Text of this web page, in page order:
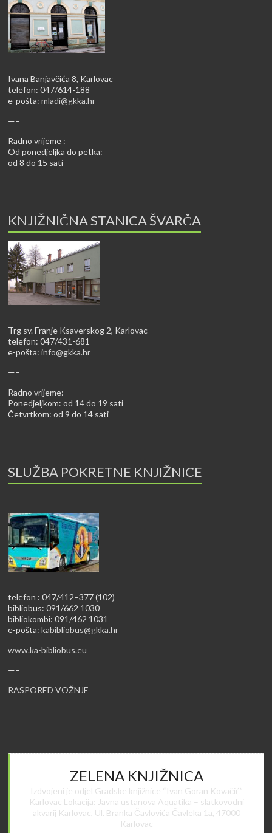
Ivana Banjavčića 8, Karlovac
telefon: 047/614-188
e-pošta:mladi@gkka.hr
—–
Radno vrijeme :
Od ponedjeljka do petka:
od 8 do 15 sati
KNJIŽNIČNA STANICA ŠVARČA
Trg sv. Franje Ksaverskog 2, Karlovac
telefon: 047/431-681
e-pošta:info@gkka.hr
—–
Radno vrijeme:
Ponedjeljkom: od 14 do 19 sati
Četvrtkom: od 9 do 14 sati
SLUŽBA POKRETNE KNJIŽNICE
telefon : 047/412–377 (102)
bibliobus: 091/662 1030
bibliokombi: 091/462 1031
e-pošta:kabibliobus@gkka.hr
www.ka-bibliobus.eu
—–
RASPORED VOŽNJE
ZELENA KNJIŽNICA
Izdvojeni je odjel Gradske knjižnice “Ivan Goran Kovačić”
Karlovac Lokacija: Javna ustanova Aquatika – slatkovodni
akvarij Karlovac, Ul. Branka Čavlovića Čavleka 1a, 47000
Karlovac